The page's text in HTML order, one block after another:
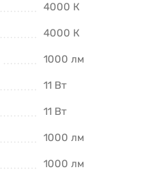
4000 К
4000 К
1000 лм
11 Вт
11 Вт
1000 лм
1000 лм